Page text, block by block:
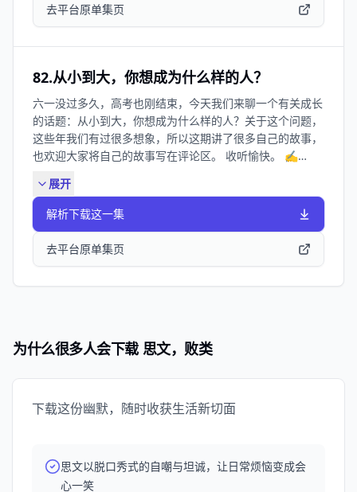
Beach Fossils 👧在哪里还可以看到主播 思文： 小红书：
思文文文 微博：思文文文 公众号：思文文文 袁袁： 小红
书：lemon袁袁 公众号：思文和败类 想进听友群的朋友可
收听方式： 目前《思文，败类》在： 苹果播客｜ 小宇宙｜
QQ音乐｜网易云音乐｜喜马拉雅 都可以收听啦
前提是，我们与万物分离 36:24 面对上司，我们也可以顺利
建立边界吗 41:47 我们做出这样的选择，我们就会成为这样
噢 点击购买👉超好用的草本蒸汽眼罩 点击购买👉超百搭的
里还可以看到主播 思文： 小红书：思文文文 微博：思文文
文 公众号：思文文文 袁袁： 小红书：lemon袁袁 B站：
lemon袁袁 公众号：思文和败类 想进听友群的朋友可添加
微信：siwenbailei2026（备注思文进群） 📻本节目收听
方式： 目前《思文，败类》在： 苹果播客｜ 小宇宙｜QQ
音乐｜网易云音乐｜喜马拉雅｜Spotify 都可以收听啦
去平台原单集页
82.从小到大，你想成为什么样的人？
六一没过多久，高考也刚结束，今天我们来聊一个有关成长
的话题：从小到大，你想成为什么样的人？关于这个问题，
这些年我们有过很多想象，所以这期讲了很多自己的故事，
也欢迎大家将自己的故事写在评论区。 收听愉快。 ✍️
案了，思文为什么想长到一米七 06:15 到底谁能蛋白质摄入
达标？ 09:31 与大长腿妈妈步调一致 16:34 三毛、铁凝，
池莉，女性样本来啦 23:47 香港来的都是星探 25:19 从李
白到张含韵，人生偶像大跨越 30:10 说出自己的喜好，真的
需要勇气 41:44 不喜欢自己，青春期无一幸免 48:02 人生
CZ007/ 也可以到淘宝搜【伙什旗舰店】向客服报暗号「思
本期BGM： Sunrise-High Dive Heart 👧在哪里还可以看
到主播 思文： 小红书：思文文文 微博：思文文文 公众号：
思文文文 袁袁： 小红书：lemon袁袁 B站：lemon袁袁 公
目前《思文，败类》在： 苹果播客｜ 小宇宙｜QQ音乐｜网
易云音乐｜喜马拉雅｜Spotify 都可以收听啦
展开
解析下载这一集
去平台原单集页
为什么很多人会下载 思文，败类
下载这份幽默，随时收获生活新切面
思文以脱口秀式的自嘲与坦诚，让日常烦恼变成会
心一笑